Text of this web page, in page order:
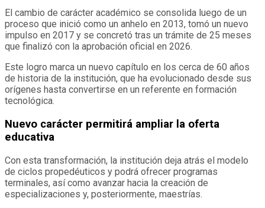
El cambio de carácter académico se consolida luego de un
proceso que inició como un anhelo en 2013, tomó un nuevo
impulso en 2017 y se concretó tras un trámite de 25 meses
que finalizó con la aprobación oficial en 2026.
Este logro marca un nuevo capítulo en los cerca de 60 años
de historia de la institución, que ha evolucionado desde sus
orígenes hasta convertirse en un referente en formación
tecnológica.
Nuevo carácter permitirá ampliar la oferta
educativa
Con esta transformación, la institución deja atrás el modelo
de ciclos propedéuticos y podrá ofrecer programas
terminales, así como avanzar hacia la creación de
especializaciones y, posteriormente, maestrías.